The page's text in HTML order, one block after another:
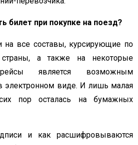
билет при покупке на поезд?
на все составы, курсирующие по
страны, а также на некоторые
является возможным
электронном виде. И лишь малая
пор осталась на бумажных
и как расшифровываются